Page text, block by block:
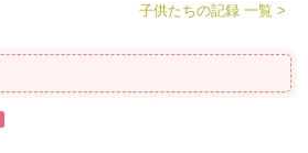
子供たちの記録 一覧 >